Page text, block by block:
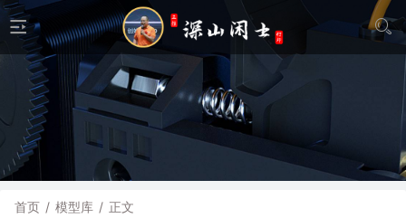
首页 / 模型库 / 正文